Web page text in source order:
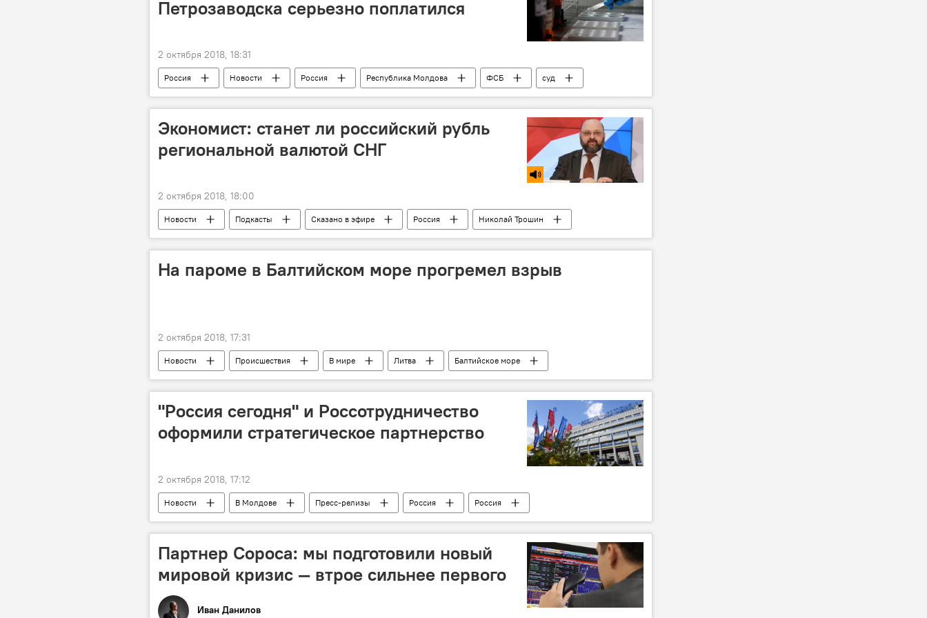
Петрозаводска серьезно поплатился
2 октября 2018, 18:31
Россия Новости Россия Республика Молдова ФСБ
суд
приговор
наркотики тюрьма дилер
Экономист: станет ли российский рубль
региональной валютой СНГ
2 октября 2018, 18:00
Новости Подкасты Сказано в эфире Россия
Николай Трошин
валюта
рубль расчеты
На пароме в Балтийском море прогремел взрыв
2 октября 2018, 17:31
Новости Происшествия В мире Литва
Балтийское море
взрыв
пожар паром спасение
"Россия сегодня" и Россотрудничество
оформили стратегическое партнерство
2 октября 2018, 17:12
Новости В Молдове Пресс-релизы Россия
Россия
Дмитрий Киселев
Элеонора Митрофанова Россотрудничество
сотрудничество
Партнер Сороса: мы подготовили новый
мировой кризис — втрое сильнее первого
Иван Данилов